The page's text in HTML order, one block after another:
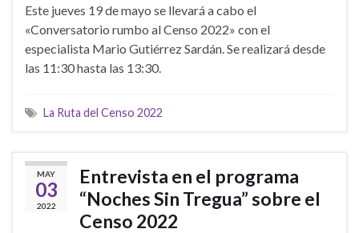
Este jueves 19 de mayo se llevará a cabo el
«Conversatorio rumbo al Censo 2022» con el
especialista Mario Gutiérrez Sardán. Se realizará desde
las 11:30 hasta las 13:30.
La Ruta del Censo 2022
MAY
03
2022
Entrevista en el programa
“Noches Sin Tregua” sobre el
Censo 2022